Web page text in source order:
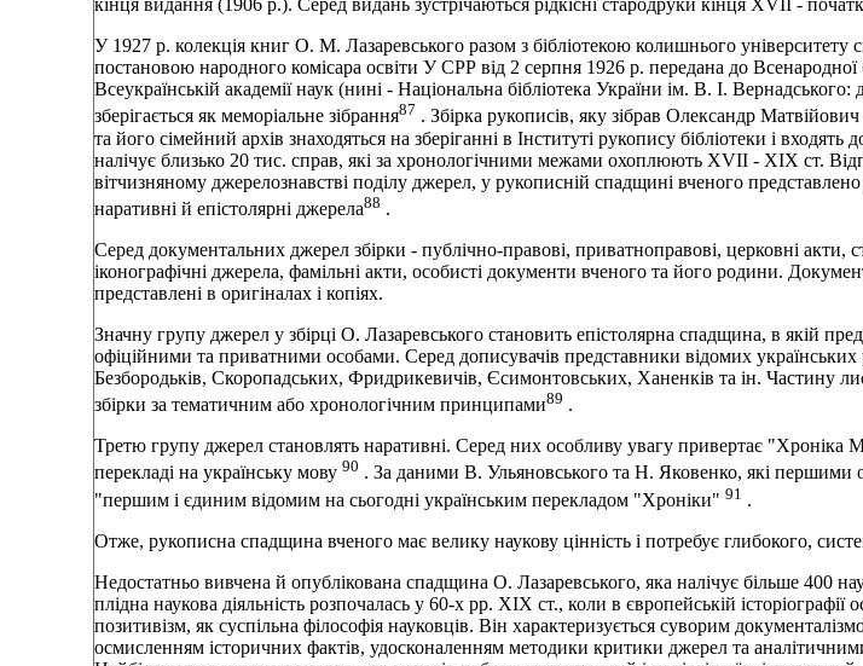
кiнця видання (1906 p.). Серед видань зустрiчаються рiдкiснi стародруки кiнця XVII -
У 1927 р. колекцiя книг О. М. Лазаревського разом з бiблiотекою колишнього унiверситету
постановою народного комiсара освiти У СРР вiд 2 серпня 1926 р. передана до
Всеукраїнськiй академiї наук (нинi - Нацiональна бiблiотека України iм. В. I.
зберiгається як меморiальне зiбрання87 . Збiрка рукописiв, яку зiбрав Олександр Матвiйович
та його сiмейний архiв знаходяться на зберiганнi в Iнститутi рукопису бiблiотеки i входять
налiчує близько 20 тис. справ, якi за хронологiчними межами охоплюють XVII - XIX ст.
вiтчизняному джерелознавствi подiлу джерел, у рукописнiй спадщинi вченого
наративнi й епiстолярнi джерела88 .
Серед документальних джерел збiрки - публiчно-правовi, приватноправовi, церковнi акти,
iконографiчнi джерела, фамiльнi акти, особистi документи вченого та його родини.
представленi в оригiналах i копiях.
Значну групу джерел у збiрцi О. Лазаревського становить епiстолярна спадщина, в якiй
офiцiйними та приватними особами. Серед дописувачiв представники вiдомих
Безбородькiв, Скоропадських, Фридрикевичiв, Єсимонтовських, Ханенкiв та iн. Частину
збiрки за тематичним або хронологiчним принципами89 .
Третю групу джерел становлять наративнi. Серед них особливу увагу привертає "Хронiка
перекладi на українську мову 90 . За даними В. Ульяновського та Н. Яковенко, якi першими
"першим i єдиним вiдомим на сьогоднi українським перекладом "Хронiки" 91 .
Отже, рукописна спадщина вченого має велику наукову цiннiсть i потребує глибокого,
Недостатньо вивчена й опублiкована спадщина О. Лазаревського, яка налiчує бiльше 400
плiдна наукова дiяльнiсть розпочалась у 60-х pp. XIX ст., коли в європейськiй iсторiографiї
позитивiзм, як суспiльна фiлософiя науковцiв. Вiн характеризується суворим
осмисленням iсторичних фактiв, удосконаленням методики критики джерел та